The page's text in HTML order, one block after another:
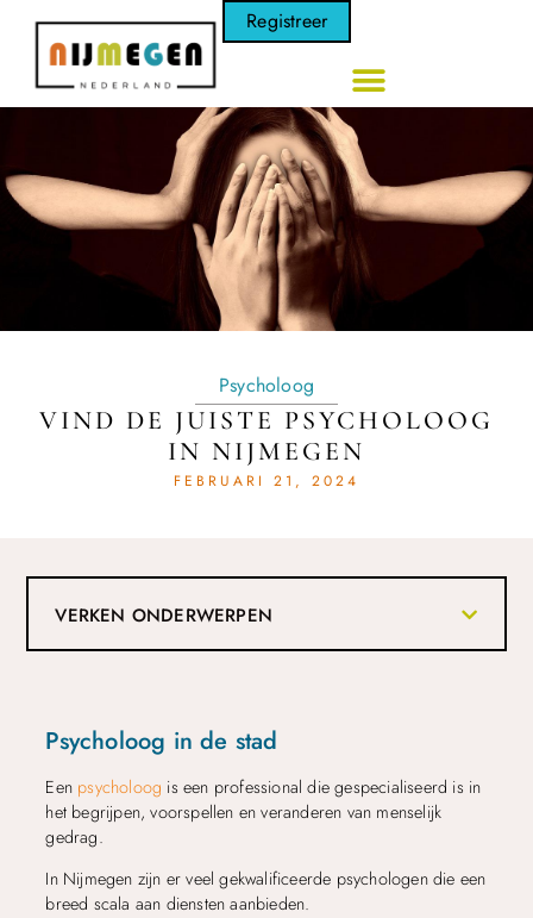
Registreer
Psycholoog
VIND DE JUISTE PSYCHOLOOG
IN NIJMEGEN
FEBRUARI 21, 2024
Psycholoog in de stad
Een psycholoog is een professional die gespecialiseerd is in
het begrijpen, voorspellen en veranderen van menselijk
gedrag.
In Nijmegen zijn er veel gekwalificeerde psychologen die een
breed scala aan diensten aanbieden.
VERKEN ONDERWERPEN